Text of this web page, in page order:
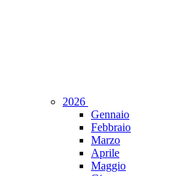
2026
Gennaio
Febbraio
Marzo
Aprile
Maggio